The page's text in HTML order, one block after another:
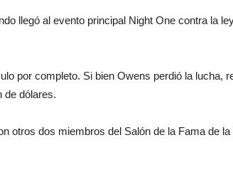
llegó al evento principal Night One contra la
por completo. Si bien Owens perdió la lucha,
de dólares.
otros dos miembros del Salón de la Fama de